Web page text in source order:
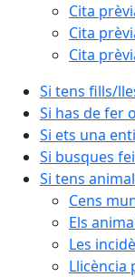
Cita
Cita
Cita
Si tens fills/
Si has de fer
Si ets una
Si busques
Si tens
Cens
Els
Les
Llicència